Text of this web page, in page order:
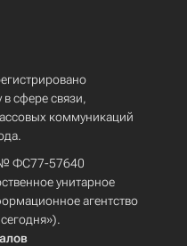
сфере связи,
коммуникаций
№ ФС77-57640
унитарное
агентство